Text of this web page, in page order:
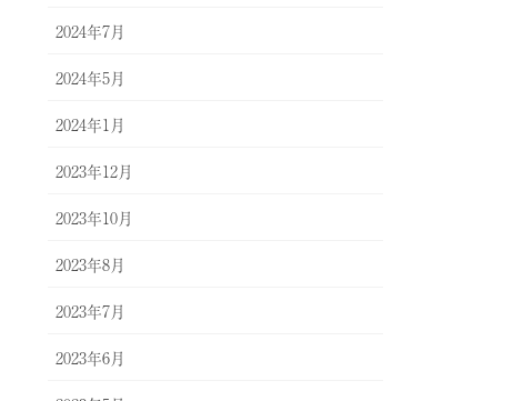
2024年7月
2024年5月
2024年1月
2023年12月
2023年10月
2023年8月
2023年7月
2023年6月